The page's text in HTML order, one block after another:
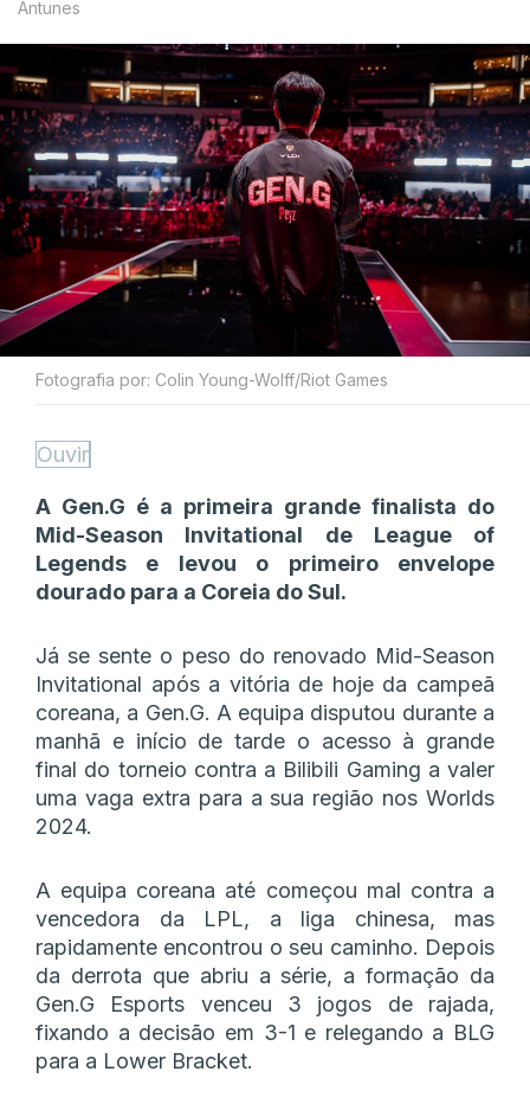
Antunes
Fotografia por: Colin Young-Wolff/Riot Games
Ouvir
A Gen.G é a primeira grande finalista do
Mid-Season Invitational de League of
Legends e levou o primeiro envelope
dourado para a Coreia do Sul.
Já se sente o peso do renovado Mid-Season
Invitational após a vitória de hoje da campeã
coreana, a Gen.G. A equipa disputou durante a
manhã e início de tarde o acesso à grande
final do torneio contra a Bilibili Gaming a valer
uma vaga extra para a sua região nos Worlds
2024.
A equipa coreana até começou mal contra a
vencedora da LPL, a liga chinesa, mas
rapidamente encontrou o seu caminho. Depois
da derrota que abriu a série, a formação da
Gen.G Esports venceu 3 jogos de rajada,
fixando a decisão em 3-1 e relegando a BLG
para a Lower Bracket.